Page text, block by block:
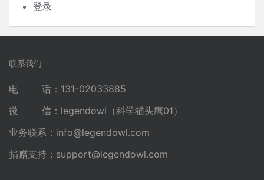
登录
联系我们
电 话：131-02033885
微 信：legendowl（科学猫头鹰01）
业务联系： info@legendowl.com
捐赠支持： support@legendowl.com